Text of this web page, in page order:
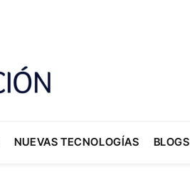
NUEVAS TECNOLOGÍAS BLOGS